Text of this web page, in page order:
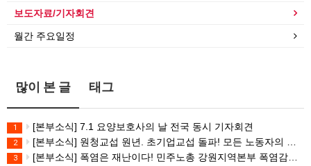
보도자료/기자회견
월간 주요일정
많이 본 글 태그
1 [본부소식] 7.1 요양보호사의 날 전국 동시 기자회견
2 [본부소식] 원청교섭 원년. 초기업교섭 돌파! 모든 노동자의 노동기본권 쟁취! 민주노총 7.15 총파업대회
3 [본부소식] 폭염은 재난이다! 민주노총 강원지역본부 폭염감시단 선포 기자회견